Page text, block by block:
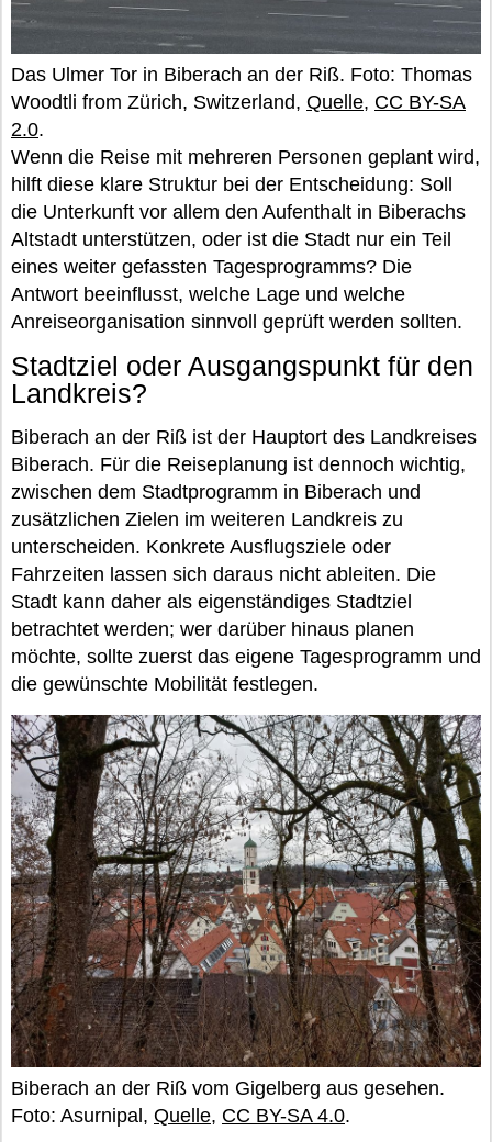
Das Ulmer Tor in Biberach an der Riß. Foto: Thomas
Woodtli from Zürich, Switzerland, Quelle, CC BY-SA
2.0.
Wenn die Reise mit mehreren Personen geplant wird,
hilft diese klare Struktur bei der Entscheidung: Soll
die Unterkunft vor allem den Aufenthalt in Biberachs
Altstadt unterstützen, oder ist die Stadt nur ein Teil
eines weiter gefassten Tagesprogramms? Die
Antwort beeinflusst, welche Lage und welche
Anreiseorganisation sinnvoll geprüft werden sollten.
Stadtziel oder Ausgangspunkt für den
Landkreis?
Biberach an der Riß ist der Hauptort des Landkreises
Biberach. Für die Reiseplanung ist dennoch wichtig,
zwischen dem Stadtprogramm in Biberach und
zusätzlichen Zielen im weiteren Landkreis zu
unterscheiden. Konkrete Ausflugsziele oder
Fahrzeiten lassen sich daraus nicht ableiten. Die
Stadt kann daher als eigenständiges Stadtziel
betrachtet werden; wer darüber hinaus planen
möchte, sollte zuerst das eigene Tagesprogramm und
die gewünschte Mobilität festlegen.
Biberach an der Riß vom Gigelberg aus gesehen.
Foto: Asurnipal, Quelle, CC BY-SA 4.0.